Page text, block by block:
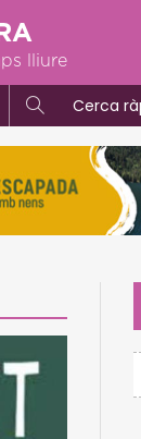
lliure
Cerca